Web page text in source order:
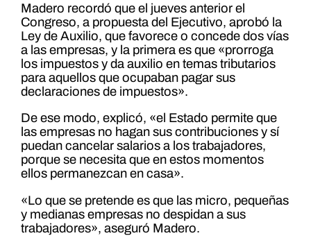
Madero recordó que el jueves anterior el
Congreso, a propuesta del Ejecutivo, aprobó la
Ley de Auxilio, que favorece o concede dos vías
a las empresas, y la primera es que «prorroga
los impuestos y da auxilio en temas tributarios
para aquellos que ocupaban pagar sus
declaraciones de impuestos».
De ese modo, explicó, «el Estado permite que
las empresas no hagan sus contribuciones y sí
puedan cancelar salarios a los trabajadores,
porque se necesita que en estos momentos
ellos permanezcan en casa».
«Lo que se pretende es que las micro, pequeñas
y medianas empresas no despidan a sus
trabajadores», aseguró Madero.